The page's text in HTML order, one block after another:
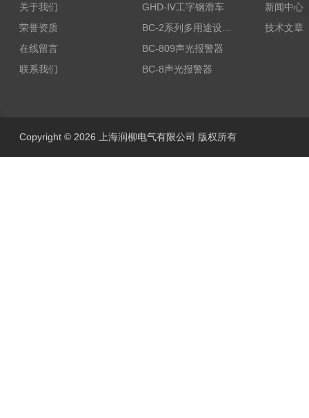
关于我们
荣誉资质
在线留言
联系我们
GHD-Ⅳ工字钢滑车
BC-809声光报警器
BC-8声光报警器
新闻中心
技术文章
Copyright © 2026 上海润柳电气有限公司 版权所有